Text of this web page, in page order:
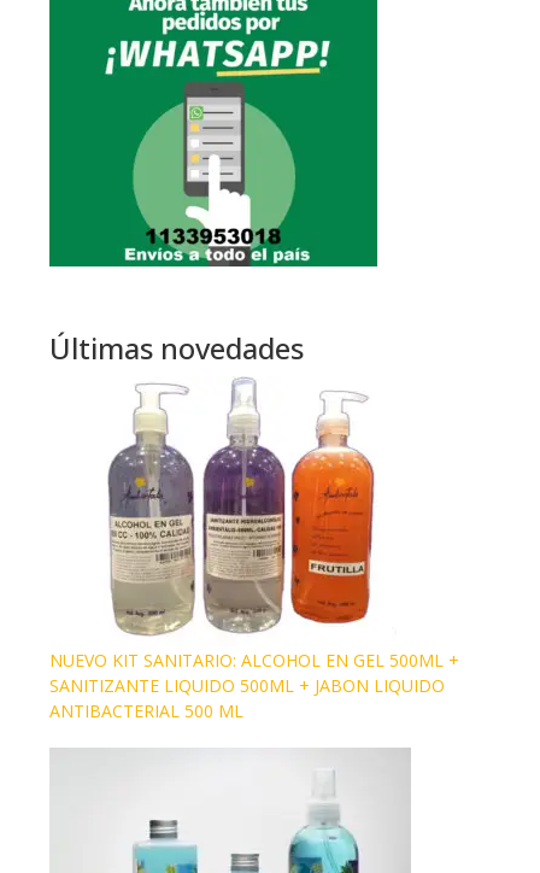
Últimas novedades
NUEVO KIT SANITARIO: ALCOHOL EN GEL 500ML +
SANITIZANTE LIQUIDO 500ML + JABON LIQUIDO
ANTIBACTERIAL 500 ML